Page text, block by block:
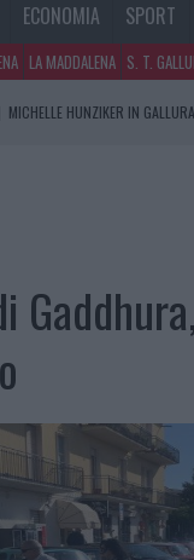
ECONOMIA SPORT
LA MADDALENA S. T.
MICHELLE HUNZIKER IN
COME SCEGLIERE